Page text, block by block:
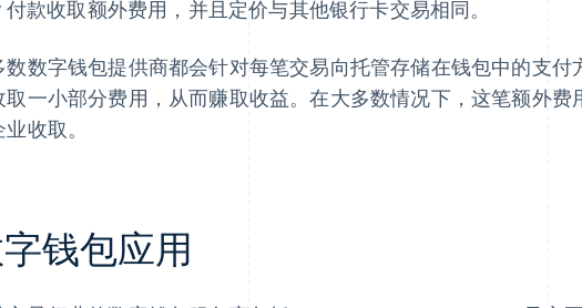
付款收取额外费用，并且定价与其他银行卡交易相同。
数数字钱包提供商都会针对每笔交易向托管存储在钱包中的支付
取一小部分费用，从而赚取收益。在大多数情况下，这笔额外费
收取。
钱包应用